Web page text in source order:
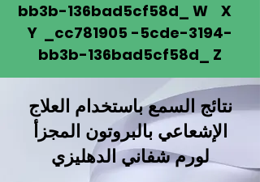
bb3b-136bad5cf58d_ W X
Y _cc781905 -5cde-3194-
bb3b-136bad5cf58d_ Z
نتائج السمع باستخدام العلاج
الإشعاعي بالبروتون المجزأ
لورم شفاني الدهليزي